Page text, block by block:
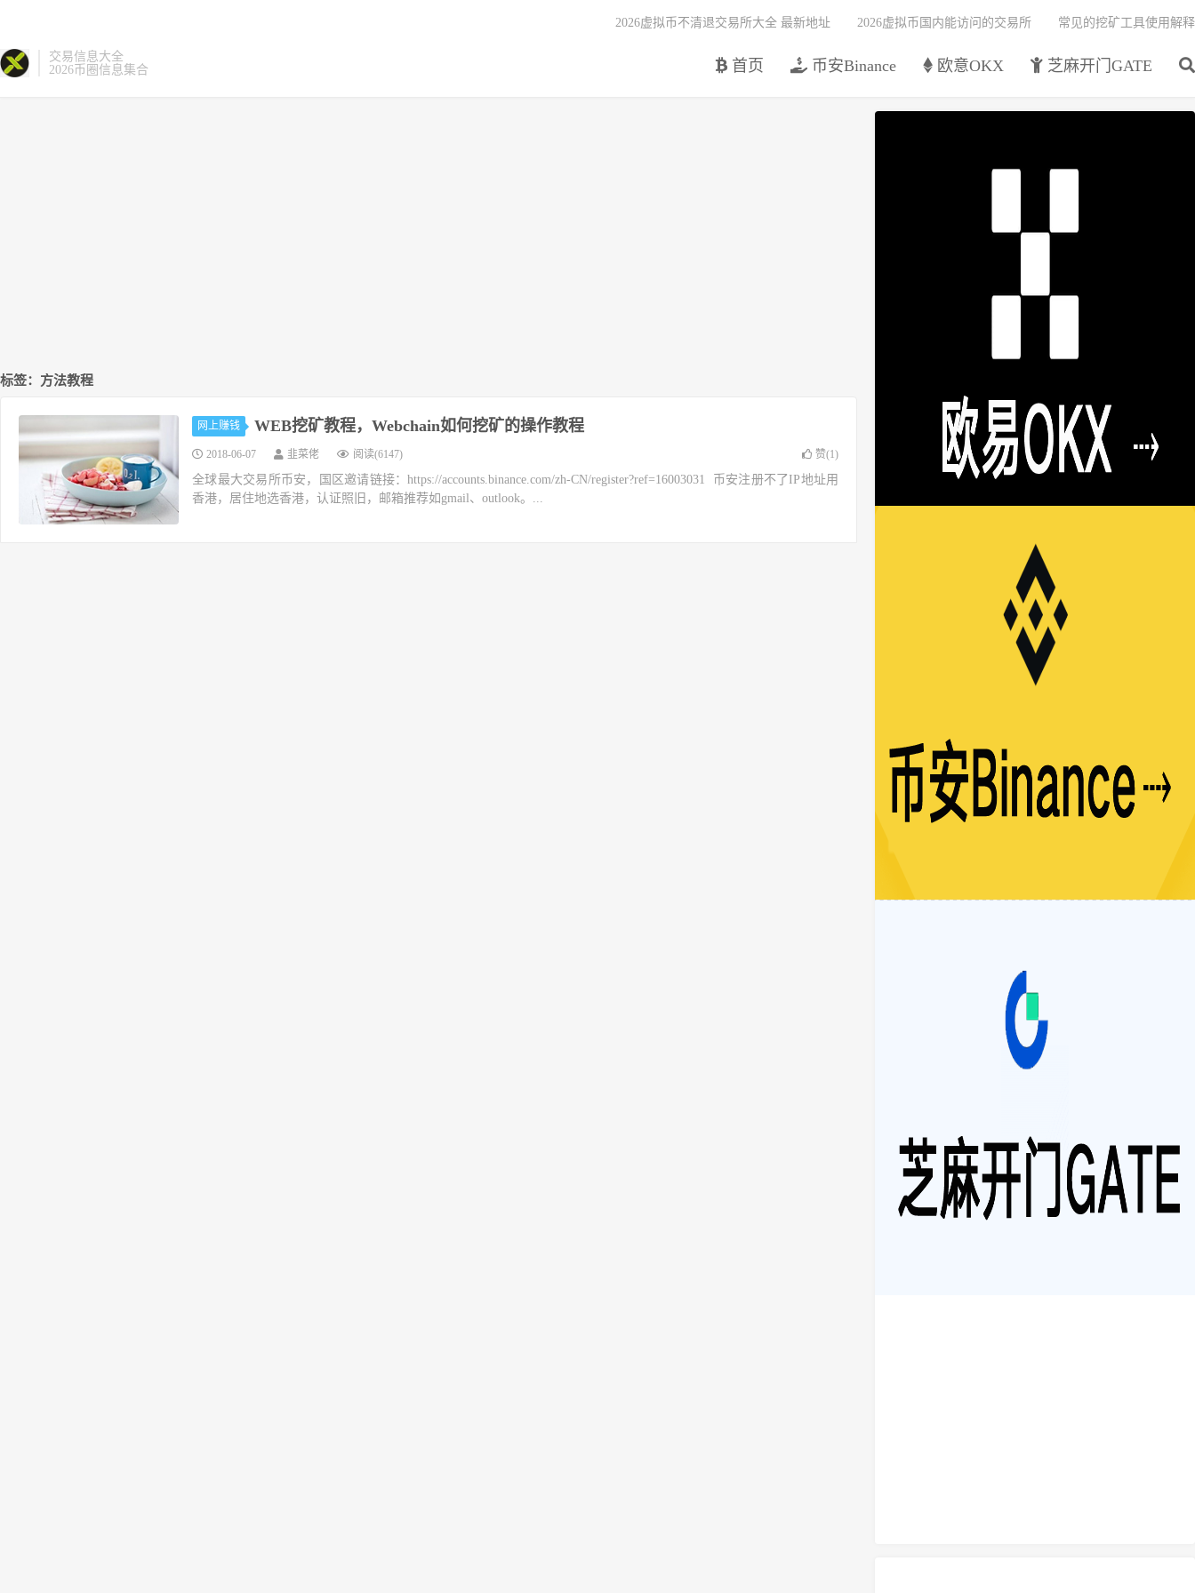
交易信息大全
2026币圈信息集合
首页 币安Binance 欧意OKX 芝麻开门GATE
2026虚拟币不清退交易所大全 最新地址 2026虚拟币国内能访问的交易所 常见的挖矿工具使用解释
标签：方法教程
网上赚钱 WEB挖矿教程，Webchain如何挖矿的操作教程
2018-06-07 韭菜佬 阅读(6147) 赞(1)
全球最大交易所币安，国区邀请链接：https://accounts.binance.com/zh-CN/register?ref=16003031 币安注册不了IP地址用
香港，居住地选香港，认证照旧，邮箱推荐如gmail、outlook。...